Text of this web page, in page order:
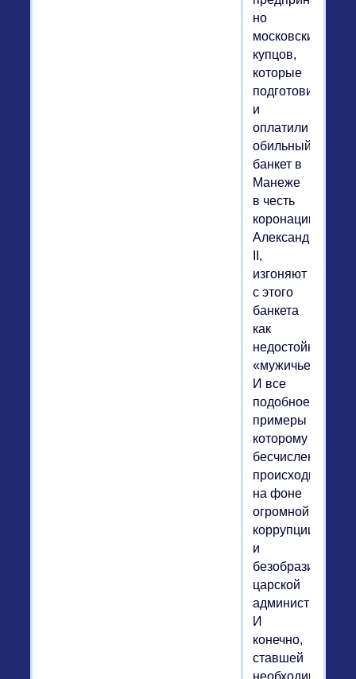
но
московских
купцов,
которые
подготовили
и
оплатили
обильный
банкет в
Манеже
в честь
коронации
Александра
II,
изгоняют
с этого
банкета
как
недостойное
«мужичье».
И все
подобное,
примеры
которому
бесчисленны,
происходило
на фоне
огромной
коррупции
и
безобразий
царской
администрации.
И
конечно,
ставшей
необходимостью